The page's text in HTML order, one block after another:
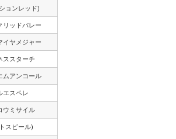
ョンレッド)
リッドバレー
イヤメジャー
ススターチ
ムアンコール
エスペレ
ウミサイル
スピール)